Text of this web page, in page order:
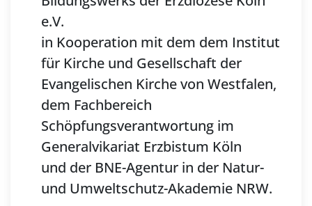
e.V.
in Kooperation mit dem dem Institut
für Kirche und Gesellschaft der
Evangelischen Kirche von Westfalen,
dem Fachbereich
Schöpfungsverantwortung im
Generalvikariat Erzbistum Köln
und der BNE-Agentur in der Natur-
und Umweltschutz-Akademie NRW.